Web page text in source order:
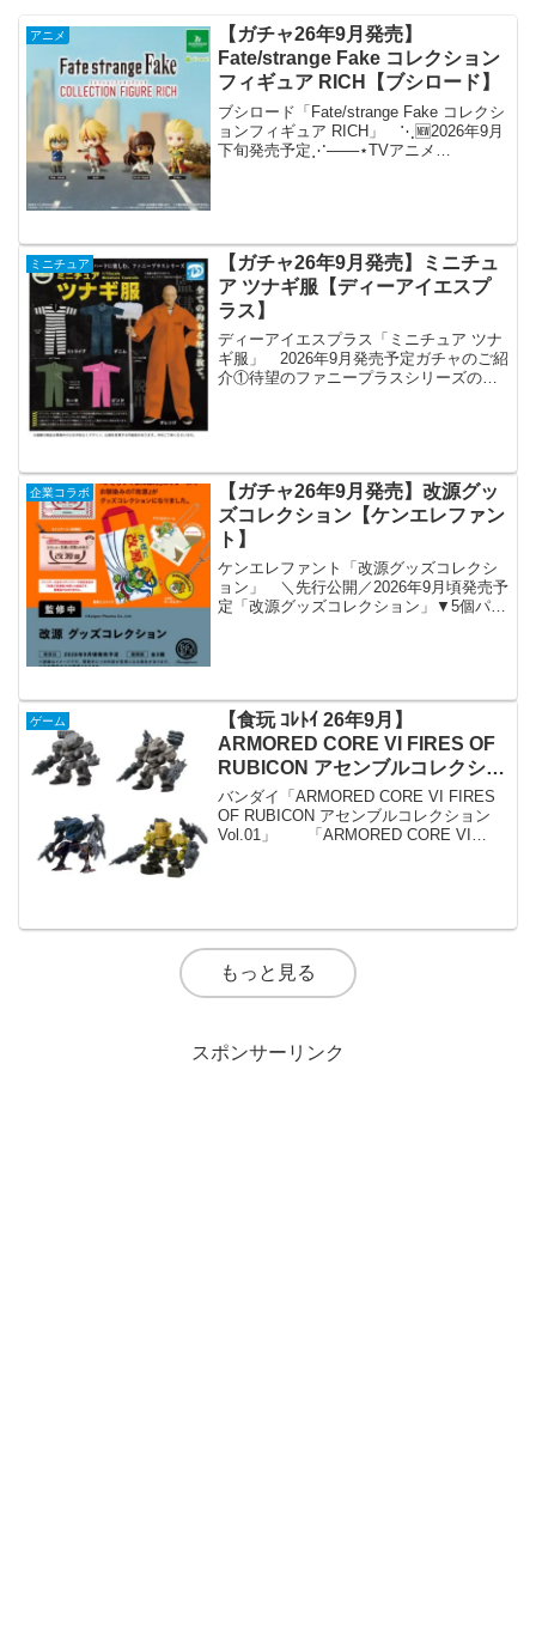
アニメ
【ガチャ26年9月発売】
Fate/strange Fake コレクション
フィギュア RICH【ブシロード】
ブシロード「Fate/strange Fake コレクシ
ョンフィギュア RICH」 ⋱🆕2026年9月
下旬発売予定⋰───⋆TVアニメ
ミニチュア
【ガチャ26年9月発売】ミニチュ
ア ツナギ服【ディーアイエスプ
ラス】
ディーアイエスプラス「ミニチュア ツナ
ギ服」 2026年9月発売予定ガチャのご紹
介①待望のファニープラスシリーズの新
企業コラボ
【ガチャ26年9月発売】改源グッ
ズコレクション【ケンエレファン
ト】
ケンエレファント「改源グッズコレクシ
ョン」 ＼先行公開／2026年9月頃発売予
定「改源グッズコレクション」▼5個パッ
ゲーム
【食玩 ｺﾚﾄｲ 26年9月】
ARMORED CORE VI FIRES OF
RUBICON アセンブルコレクショ
ン Vol.01【バンダイ】
バンダイ「ARMORED CORE VI FIRES
OF RUBICON アセンブルコレクション
Vol.01」 「ARMORED CORE VI
もっと見る
スポンサーリンク